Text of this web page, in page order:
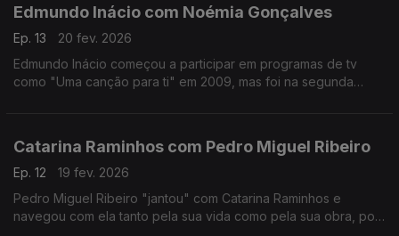
Edmundo Inácio com Noémia Gonçalves
Ep. 13
20 fev. 2026
Edmundo Inácio começou a participar em programas de tv
como "Uma canção para ti" em 2009, mas foi na segunda
Catarina Raminhos com Pedro Miguel Ribeiro
Ep. 12
19 fev. 2026
Pedro Miguel Ribeiro "jantou" com Catarina Raminhos e
navegou com ela tanto pela sua vida como pela sua obra, pois